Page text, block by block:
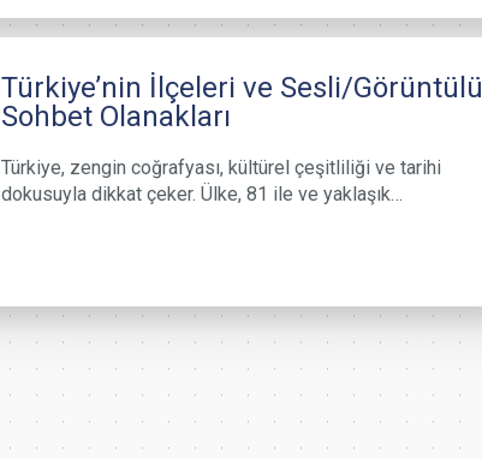
Türkiye’nin İlçeleri ve Sesli/Görüntülü
Sohbet Olanakları
Türkiye, zengin coğrafyası, kültürel çeşitliliği ve tarihi
dokusuyla dikkat çeker. Ülke, 81 ile ve yaklaşık…